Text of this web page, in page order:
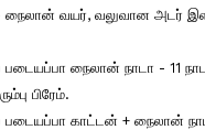
நைலான் வயர், வலுவான அடர்
படையப்பா நைலான் நாடா - 11
பிரேம்.
படையப்பா காட்டன் + நைலான்